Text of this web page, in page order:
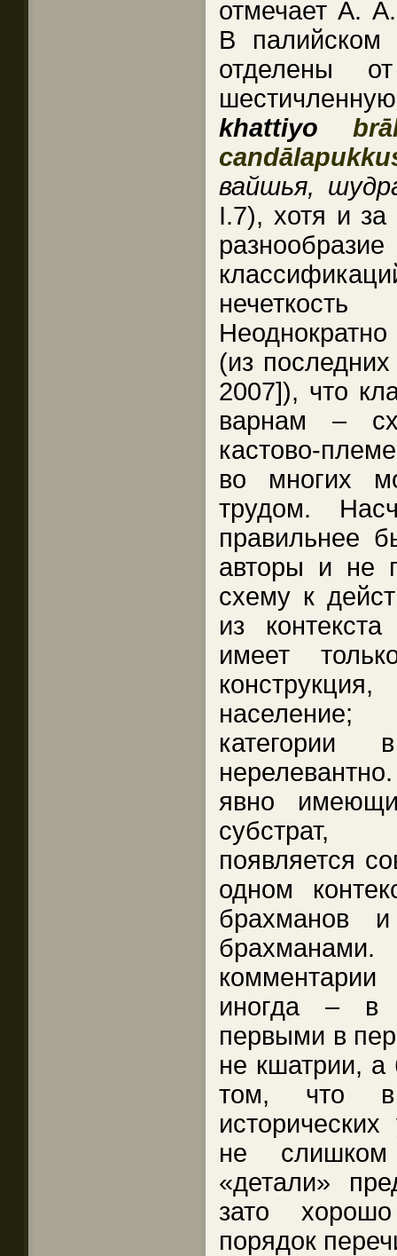
отмечает А.
В палийском
отделены
khattiyo
вайшья,
I.7), хотя и за
(из
2007]), что
варнам –
кастово-
во многих
трудом.
правильнее
авторы и не
схему к
из
имеет
категории
явно
субстрат,
появляется
одном
брахманов
иногда – в
первыми в
не кшатрии, а
том, что в
не слишком
«детали»
зато
порядок